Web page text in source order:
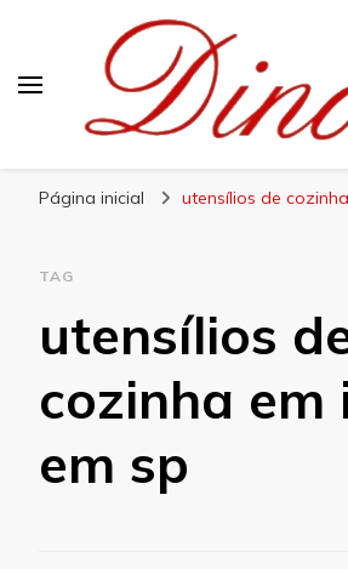
Página inicial utensílios de
TAG
utensílios
cozinha em
em sp